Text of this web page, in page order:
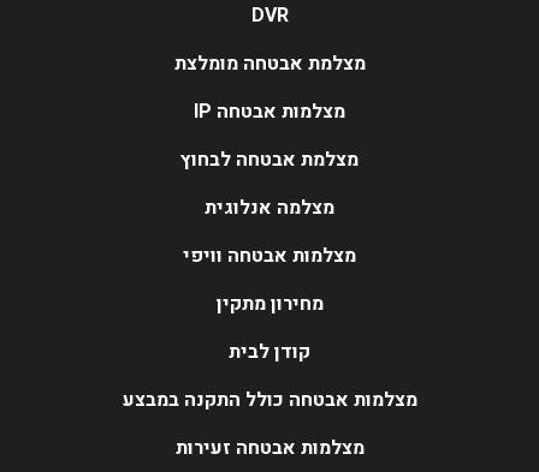
DVR
מצלמת אבטחה מומלצת
מצלמות אבטחה IP
מצלמת אבטחה לבחוץ
מצלמה אנלוגית
מצלמות אבטחה וויפי
מחירון מתקין
קודן לבית
מצלמות אבטחה כולל התקנה במבצע
מצלמות אבטחה זעירות